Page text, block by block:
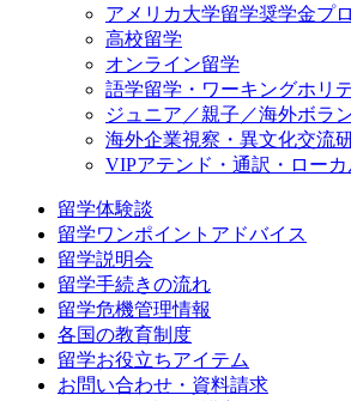
アメリカ大学留学奨学金プ
高校留学
オンライン留学
語学留学・ワーキングホリ
ジュニア／親子／海外ボラ
海外企業視察・異文化交流
VIPアテンド・通訳・ロー
留学体験談
留学ワンポイントアドバイス
留学説明会
留学手続きの流れ
留学危機管理情報
各国の教育制度
留学お役立ちアイテム
お問い合わせ・資料請求